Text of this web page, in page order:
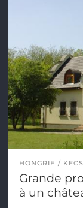
HONGRIE
Grande
à un